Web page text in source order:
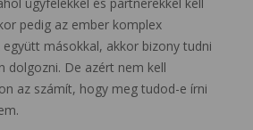
pedig az ember komplex
másokkal, akkor bizony tudni
dolgozni. De azért nem kell
az számít, hogy meg tudod-e írni